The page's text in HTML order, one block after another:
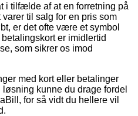
i tilfælde af at en forretning på
til salg for en pris som
er det ofte være et symbol
er imidlertid
som sikrer os imod
med kort eller betalinger
kunne du drage fordel
for så vidt du hellere vil